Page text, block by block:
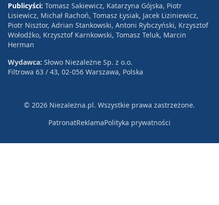
Publicyści: Tomasz Sakiewicz, Katarzyna Gójska, Piotr
Lisiewicz, Michał Rachoń, Tomasz Łysiak, Jacek Liziniewicz,
Piotr Nisztor, Adrian Stankowski, Antoni Rybczyński, Krzysztof
Wołodźko, Krzysztof Karnkowski, Tomasz Teluk, Marcin
Herman
Wydawca: Słowo Niezależne Sp. z o.o.
Filtrowa 63 / 43, 02-056 Warszawa, Polska
© 2026 Niezależna.pl. Wszystkie prawa zastrzeżone.
PatronatReklamaPolityka prywatności